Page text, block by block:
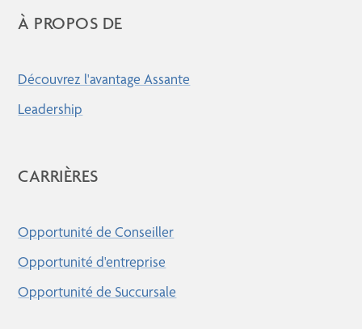
À PROPOS DE
Découvrez l'avantage Assante
Leadership
CARRIÈRES
Opportunité de Conseiller
Opportunité d'entreprise
Opportunité de Succursale